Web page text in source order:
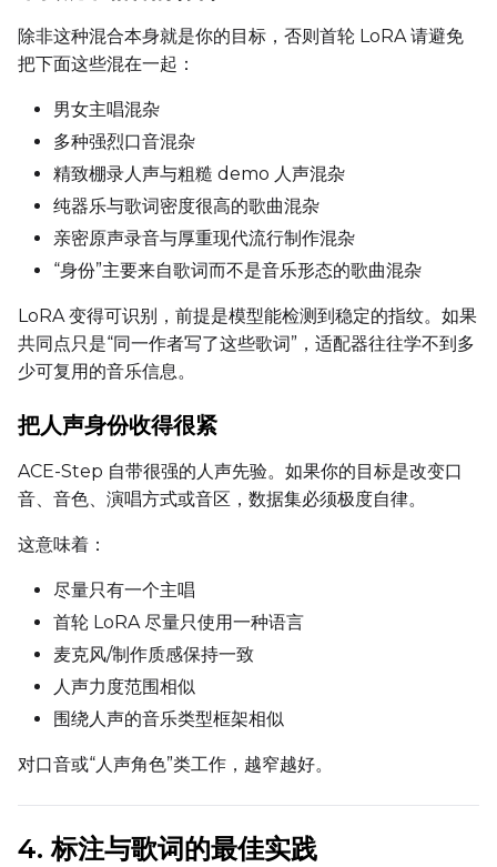
除非这种混合本身就是你的目标，否则首轮 LoRA 请避免
把下面这些混在一起：
男女主唱混杂
多种强烈口音混杂
精致棚录人声与粗糙 demo 人声混杂
纯器乐与歌词密度很高的歌曲混杂
亲密原声录音与厚重现代流行制作混杂
“身份”主要来自歌词而不是音乐形态的歌曲混杂
LoRA 变得可识别，前提是模型能检测到稳定的指纹。如果
共同点只是“同一作者写了这些歌词”，适配器往往学不到多
少可复用的音乐信息。
把人声身份收得很紧
ACE-Step 自带很强的人声先验。如果你的目标是改变口
音、音色、演唱方式或音区，数据集必须极度自律。
这意味着：
尽量只有一个主唱
首轮 LoRA 尽量只使用一种语言
麦克风/制作质感保持一致
人声力度范围相似
围绕人声的音乐类型框架相似
对口音或“人声角色”类工作，越窄越好。
4. 标注与歌词的最佳实践